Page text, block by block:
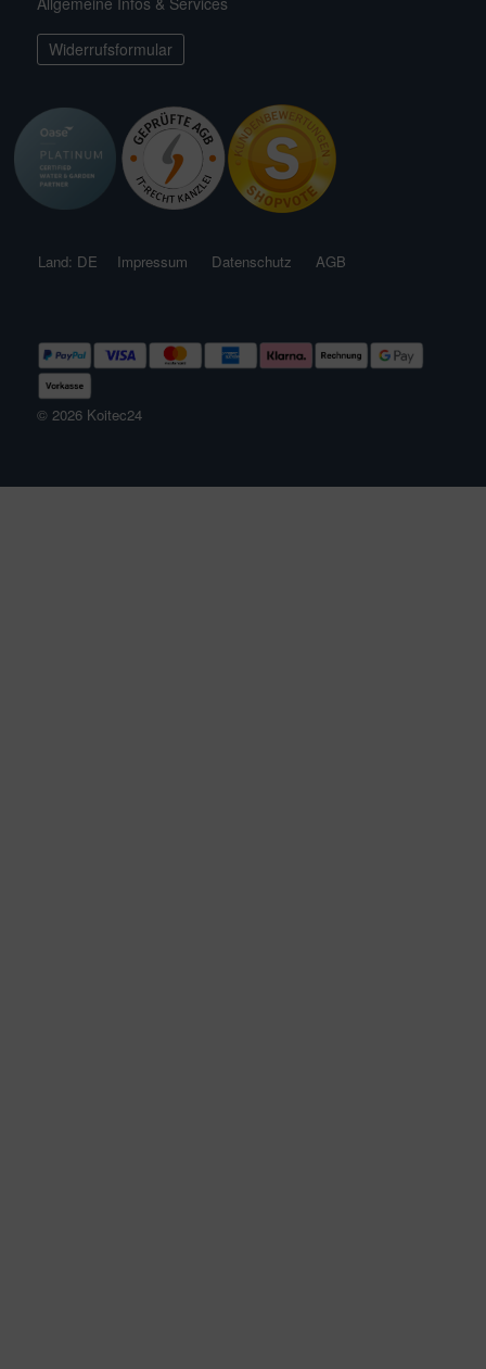
Widerrufsformular
© 2026 Koitec24
Land: DE Impressum Datenschutz AGB
für Teichfilter
& Wasserspiele
Ersatzteile